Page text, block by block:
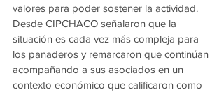
valores para poder sostener la actividad.
Desde CIPCHACO señalaron que la
situación es cada vez más compleja para
los panaderos y remarcaron que continúan
acompañando a sus asociados en un
contexto económico que calificaron como